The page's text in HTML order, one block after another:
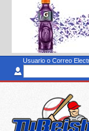
Usuario o Correo